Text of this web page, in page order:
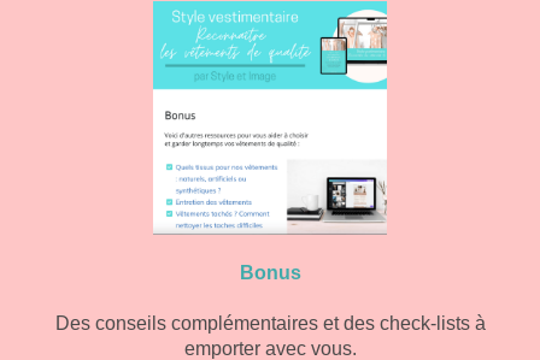
Bonus
Des conseils complémentaires et des check-lists à
emporter avec vous.